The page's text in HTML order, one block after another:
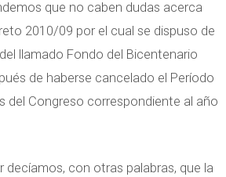
que no caben dudas acerca
2010/09 por el cual se dispuso de
llamado Fondo del Bicentenario
de haberse cancelado el Período
del Congreso correspondiente al año
decíamos, con otras palabras, que la